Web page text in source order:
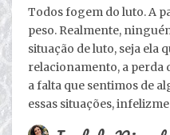
Todos fogem do luto. A
peso. Realmente,
situação de luto, seja ela
relacionamento, a perda
a falta que sentimos de
essas situações,